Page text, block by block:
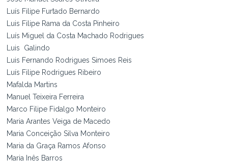
Luís Filipe Furtado Bernardo
Luis Filipe Rama da Costa Pinheiro
Luís Miguel da Costa Machado Rodrigues
Luis Galindo
Luis Fernando Rodrigues Simoes Reis
Luís Filipe Rodrigues Ribeiro
Mafalda Martins
Manuel Teixeira Ferreira
Marco Filipe Fidalgo Monteiro
Maria Arantes Veiga de Macedo
Maria Conceição Silva Monteiro
Maria da Graça Ramos Afonso
Maria Inês Barros